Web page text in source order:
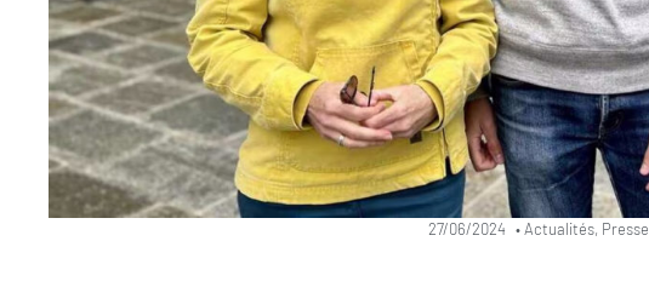
27/06/2024 • Actualités, Presse